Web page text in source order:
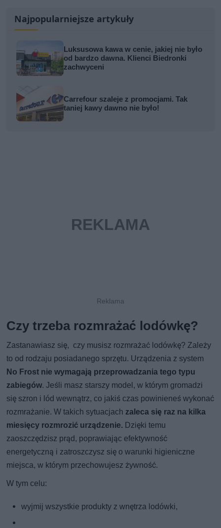
Najpopularniejsze artykuły
Luksusowa kawa w cenie, jakiej nie było
od bardzo dawna. Klienci Biedronki
zachwyceni
Carrefour szaleje z promocjami. Tak
taniej kawy dawno nie było!
Czy trzeba rozmrażać lodówkę?
Zastanawiasz się, czy musisz rozmrażać lodówkę? Zależy
to od rodzaju posiadanego sprzętu. Urządzenia z system
No Frost nie wymagają przeprowadzania tego typu
zabiegów. Jeśli masz starszy model, w którym gromadzi
się szron i lód wewnątrz, co jakiś czas powinieneś wykonać
rozmrażanie. W takich sytuacjach zaleca się raz na kilka
miesięcy rozmrozić urządzenie. Dzięki temu
zaoszczędzisz prąd, poprawiając efektywność
energetyczną i zatroszczysz się o warunki higieniczne
miejsca, w którym przechowujesz żywność.
W tym celu:
wyjmij wszystkie produkty z wnętrza lodówki,